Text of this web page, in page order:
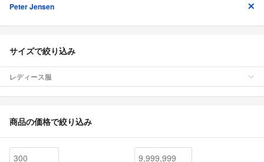
Peter Jensen
サイズで絞り込み
レディース服
商品の価格で絞り込み